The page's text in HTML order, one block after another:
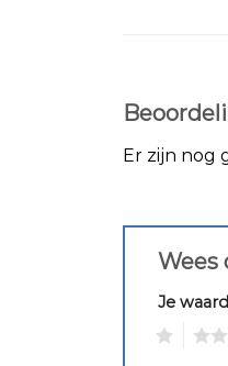
Er zijn nog
Wees
Je